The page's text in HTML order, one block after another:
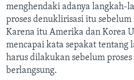
menghendaki adanya langkah-
proses denuklirisasi itu
Karena itu Amerika dan Korea
mencapai kata sepakat tentang
harus dilakukan sebelum
berlangsung.